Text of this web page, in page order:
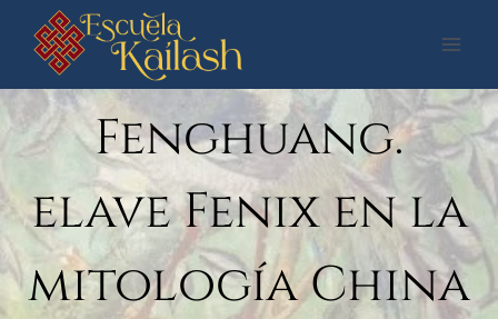
Saltar
contenido
Fenghuang.
elave Fenix en la
mitología China